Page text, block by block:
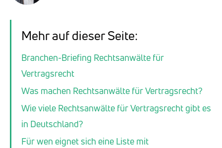
Mehr auf dieser Seite:
Branchen-Briefing Rechtsanwälte für
Vertragsrecht
Was machen Rechtsanwälte für Vertragsrecht?
Wie viele Rechtsanwälte für Vertragsrecht gibt es
in Deutschland?
Für wen eignet sich eine Liste mit